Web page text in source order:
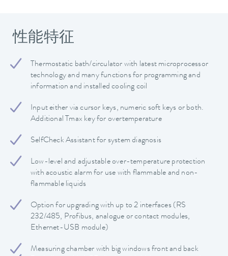
性能特征
Thermostatic bath/circulator with latest microprocessor
technology and many functions for programming and
information and installed cooling coil
Input either via cursor keys, numeric soft keys or both.
Additional Tmax key for overtemperature
SelfCheck Assistant for system diagnosis
Low-level and adjustable over-temperature protection
with acoustic alarm for use with flammable and non-
flammable liquids
Option for upgrading with up to 2 interfaces (RS
232/485, Profibus, analogue or contact modules,
Ethernet-USB module)
Measuring chamber with big windows front and back